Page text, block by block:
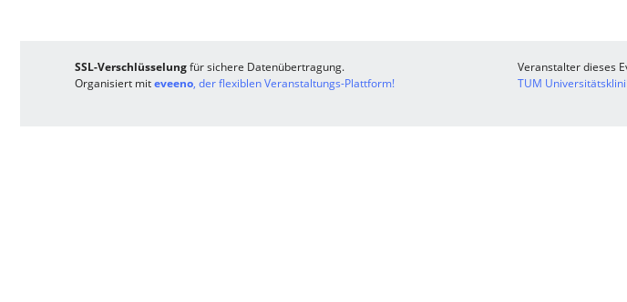
SSL-Verschlüsselungfür sichere Datenübertragung.
Organisiert miteveeno, der flexiblen Veranstaltungs-Plattform!
Veranstalter dieses
TUM